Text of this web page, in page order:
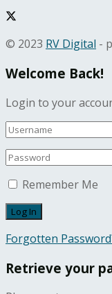
© 2023 RV Digital -
Welcome Back!
Login to your
Remember Me
Forgotten
Retrieve your